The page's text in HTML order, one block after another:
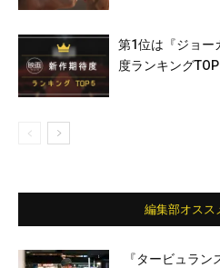
第1位は『ジョー
度ランキング
編集部オスス
『タービュラ